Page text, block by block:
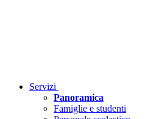
Servizi
Panoramica
Famiglie e studenti